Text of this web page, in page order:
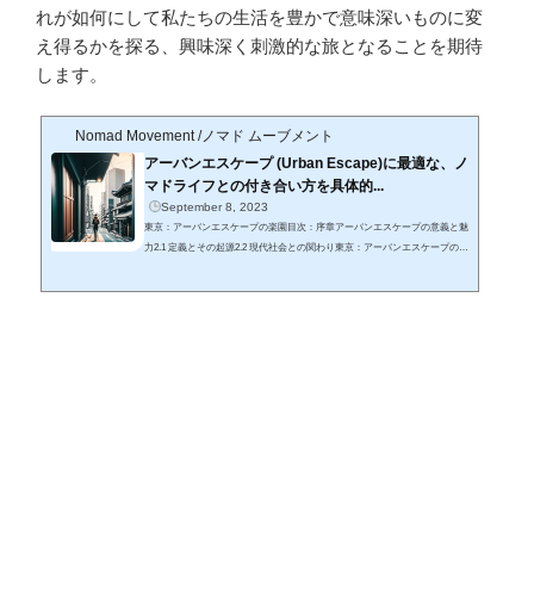
れが如何にして私たちの生活を豊かで意味深いものに変
え得るかを探る、興味深く刺激的な旅となることを期待
します。
Nomad Movement /ノマド ムーブメント
アーバンエスケープ (Urban Escape)に最適な、ノ
マドライフとの付き合い方を具体的...
September 8, 2023
東京：アーバンエスケープの楽園目次：序章アーバンエスケープの意義と魅
力2.1 定義とその起源2.2 現代社会との関わり東京：アーバンエスケープの楽